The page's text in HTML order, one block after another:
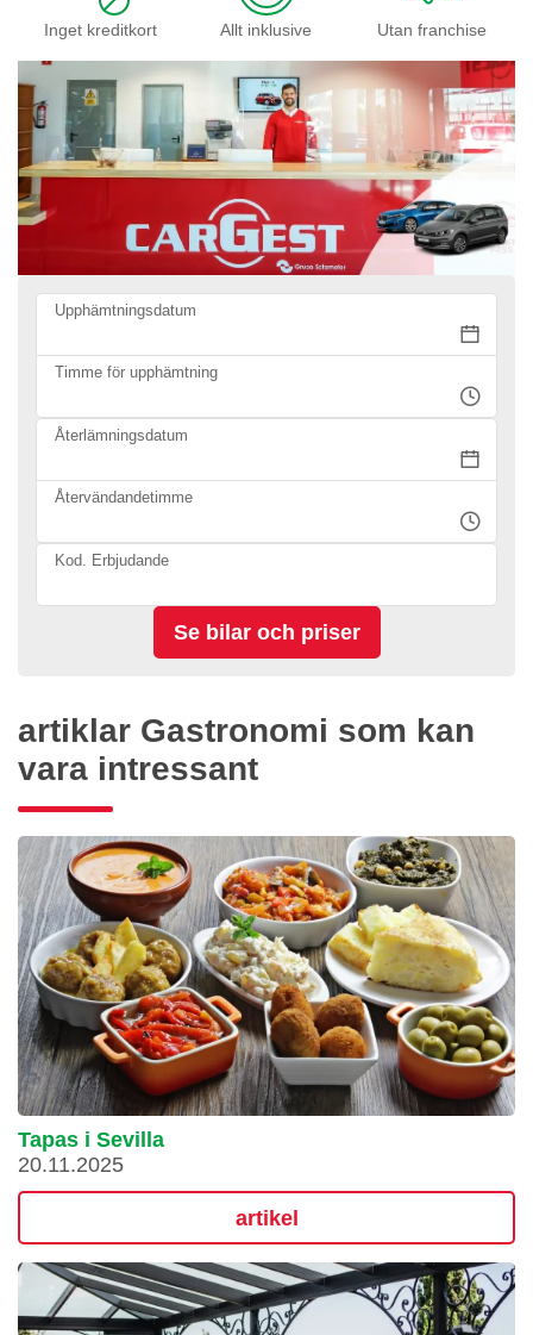
Inget kreditkort Allt inklusive Utan franchise
Upphämtningsdatum
Timme för upphämtning
Återlämningsdatum
Återvändandetimme
Kod. Erbjudande
artiklar Gastronomi som kan
vara intressant
Tapas i Sevilla
20.11.2025
artikel